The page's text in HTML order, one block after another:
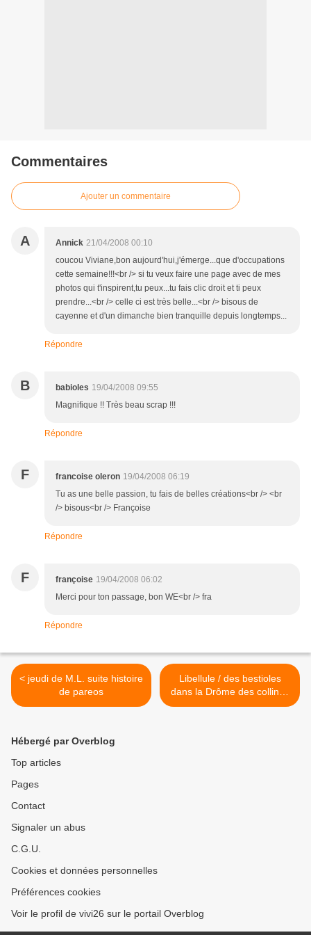
Commentaires
Ajouter un commentaire
A Annick 21/04/2008 00:10
coucou Viviane,bon aujourd'hui,j'émerge...que d'occupations
cette semaine!!!<br /> si tu veux faire une page avec de mes
photos qui t'inspirent,tu peux...tu fais clic droit et ti peux
prendre...<br /> celle ci est très belle...<br /> bisous de
cayenne et d'un dimanche bien tranquille depuis longtemps...
Répondre
B babioles 19/04/2008 09:55
Magnifique !! Très beau scrap !!!
Répondre
F francoise oleron 19/04/2008 06:19
Tu as une belle passion, tu fais de belles créations<br /> <br
/> bisous<br /> Françoise
Répondre
F françoise 19/04/2008 06:02
Merci pour ton passage, bon WE<br /> fra
Répondre
< jeudi de M.L. suite histoire
de pareos
Libellule / des bestioles
dans la Drôme des collines
>
Hébergé par Overblog
Top articles
Pages
Contact
Signaler un abus
C.G.U.
Cookies et données personnelles
Préférences cookies
Voir le profil de vivi26 sur le portail Overblog